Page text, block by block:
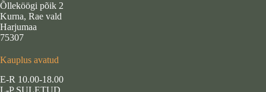
Õlleköögi põik 2
Kurna, Rae vald
Harjumaa
75307
Kauplus avatud
E-R 10.00-18.00